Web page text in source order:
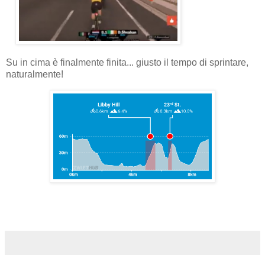
Su in cima è finalmente finita... giusto il tempo di sprintare,
naturalmente!